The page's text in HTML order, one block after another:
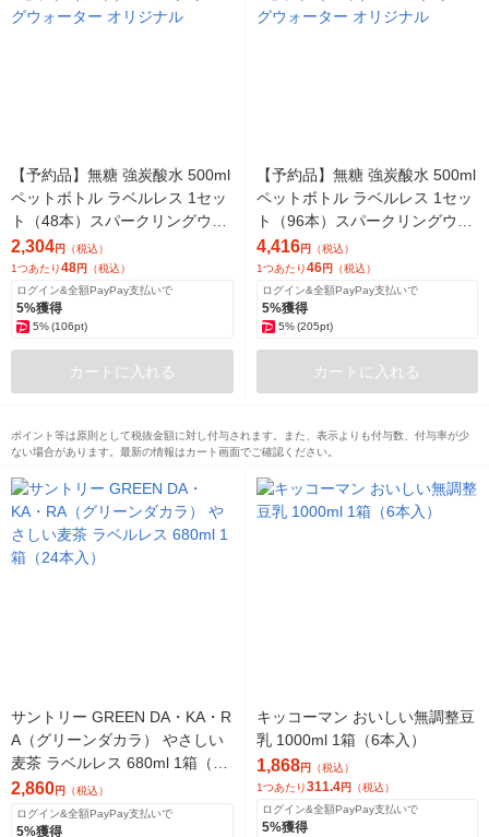
【予約品】無糖 強炭酸水 500ml
ペットボトル ラベルレス 1セッ
ト（48本）スパークリングウォ
ーター オリジナル
2,304円 （税込）
1つあたり48円 （税込）
ログイン&全額PayPay支払いで
5%獲得
5%(106pt)
カートに入れる
【予約品】無糖 強炭酸水 500ml
ペットボトル ラベルレス 1セッ
ト（96本）スパークリングウォ
ーター オリジナル
4,416円 （税込）
1つあたり46円 （税込）
ログイン&全額PayPay支払いで
5%獲得
5% (205pt)
カートに入れる
ポイント等は原則として税抜金額に対し付与されます。また、表示よりも付与数、付与率が少
ない場合があります。最新の情報はカート画面でご確認ください。
サントリー GREEN DA・KA・R
A（グリーンダカラ） やさしい
麦茶 ラベルレス 680ml 1箱（24
本入）
2,860円 （税込）
ログイン&全額PayPay支払いで
5%獲得
キッコーマン おいしい無調整豆
乳 1000ml 1箱（6本入）
1,868円 （税込）
1つあたり311.4円 （税込）
ログイン&全額PayPay支払いで
5%獲得